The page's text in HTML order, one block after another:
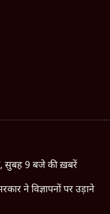
सुबह 9 बजे की ख़बरें
ने विज्ञापनों पर उड़ाने